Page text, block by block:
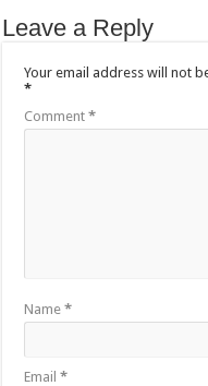
Leave a Reply
Your email address will not
*
Comment*
Name*
Email*